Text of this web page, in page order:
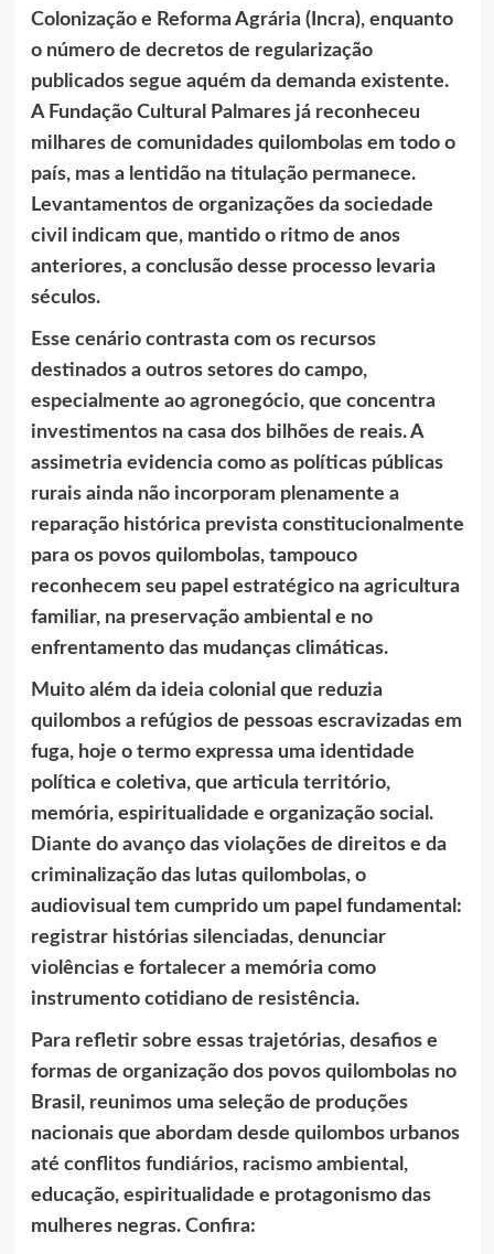
Colonização e Reforma Agrária (Incra), enquanto
o número de decretos de regularização
publicados segue aquém da demanda existente.
A Fundação Cultural Palmares já reconheceu
milhares de comunidades quilombolas em todo o
país, mas a lentidão na titulação permanece.
Levantamentos de organizações da sociedade
civil indicam que, mantido o ritmo de anos
anteriores, a conclusão desse processo levaria
séculos.
Esse cenário contrasta com os recursos
destinados a outros setores do campo,
especialmente ao agronegócio, que concentra
investimentos na casa dos bilhões de reais. A
assimetria evidencia como as políticas públicas
rurais ainda não incorporam plenamente a
reparação histórica prevista constitucionalmente
para os povos quilombolas, tampouco
reconhecem seu papel estratégico na agricultura
familiar, na preservação ambiental e no
enfrentamento das mudanças climáticas.
Muito além da ideia colonial que reduzia
quilombos a refúgios de pessoas escravizadas em
fuga, hoje o termo expressa uma identidade
política e coletiva, que articula território,
memória, espiritualidade e organização social.
Diante do avanço das violações de direitos e da
criminalização das lutas quilombolas, o
audiovisual tem cumprido um papel fundamental:
registrar histórias silenciadas, denunciar
violências e fortalecer a memória como
instrumento cotidiano de resistência.
Para refletir sobre essas trajetórias, desafios e
formas de organização dos povos quilombolas no
Brasil, reunimos uma seleção de produções
nacionais que abordam desde quilombos urbanos
até conflitos fundiários, racismo ambiental,
educação, espiritualidade e protagonismo das
mulheres negras. Confira: